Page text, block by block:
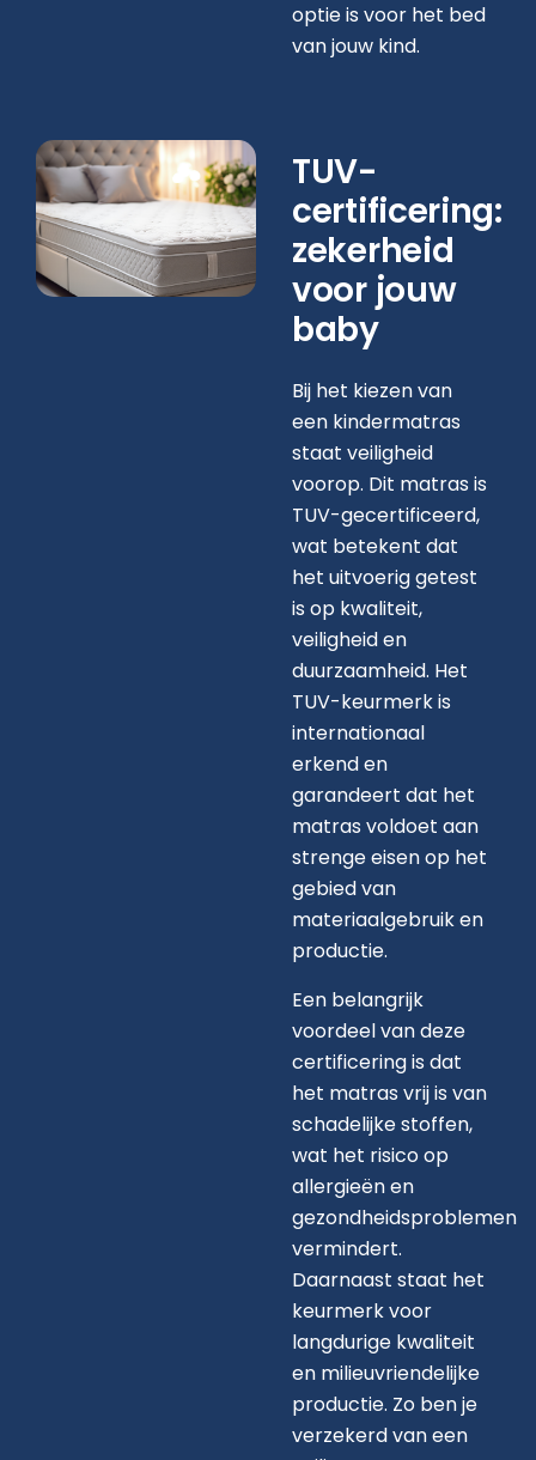
optie is voor het bed
van jouw kind.
TUV-
certificering:
zekerheid
voor jouw
baby
Bij het kiezen van
een kindermatras
staat veiligheid
voorop. Dit matras is
TUV-gecertificeerd,
wat betekent dat
het uitvoerig getest
is op kwaliteit,
veiligheid en
duurzaamheid. Het
TUV-keurmerk is
internationaal
erkend en
garandeert dat het
matras voldoet aan
strenge eisen op het
gebied van
materiaalgebruik en
productie.
Een belangrijk
voordeel van deze
certificering is dat
het matras vrij is van
schadelijke stoffen,
wat het risico op
allergieën en
gezondheidsproblemen
vermindert.
Daarnaast staat het
keurmerk voor
langdurige kwaliteit
en milieuvriendelijke
productie. Zo ben je
verzekerd van een